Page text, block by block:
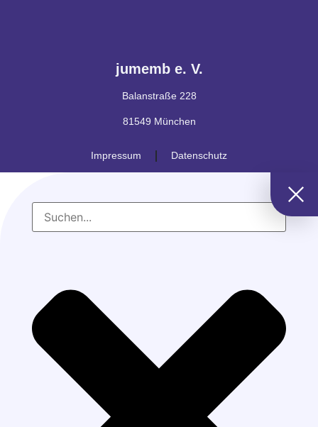
jumemb e. V.
Balanstraße 228
81549 München
Impressum Datenschutz